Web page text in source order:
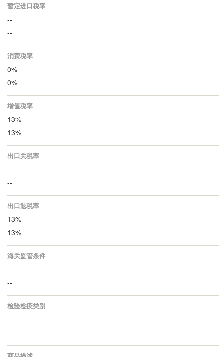
暂定进口税率
--
--
消费税率
0%
0%
增值税率
13%
13%
出口关税率
--
--
出口退税率
13%
13%
海关监管条件
--
--
检验检疫类别
--
--
商品描述